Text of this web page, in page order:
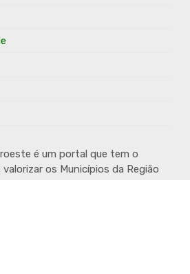
é um portal que tem o
os Municípios da Região